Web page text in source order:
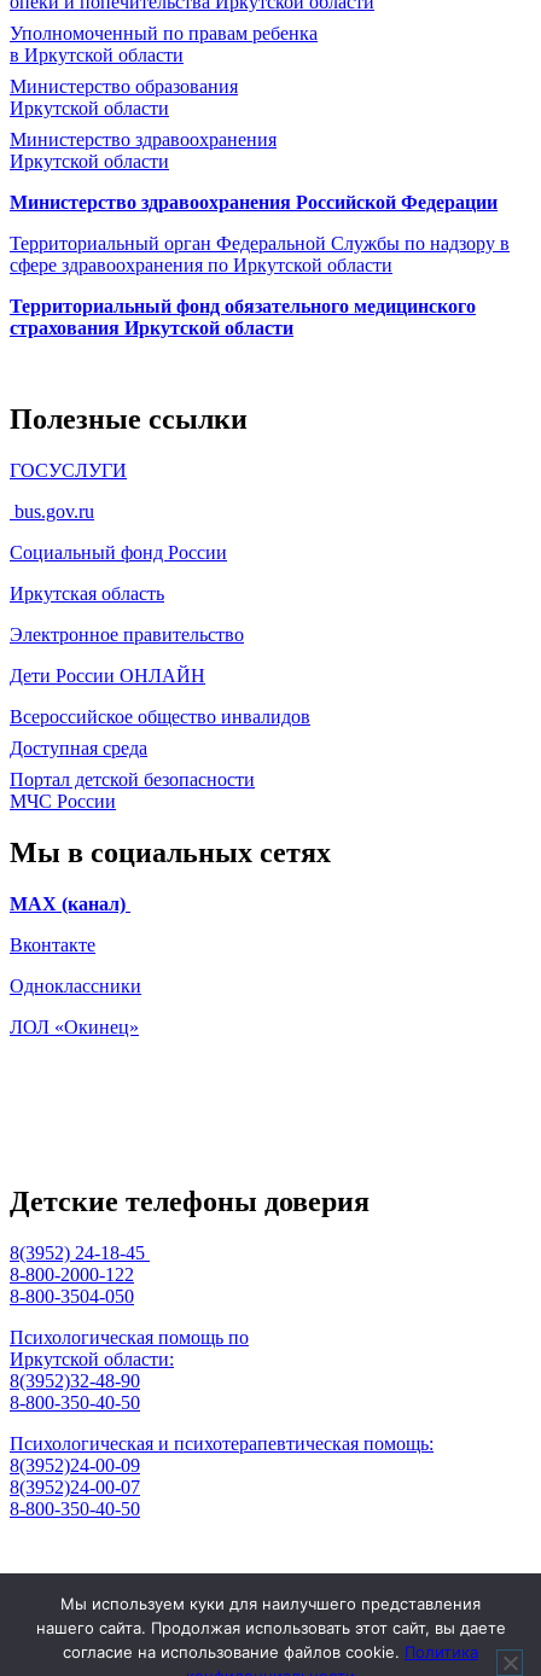
Уполномоченный по правам ребенка
в Иркутской области
Министерство образования
Иркутской области
Министерство здравоохранения
Иркутской области
Министерство здравоохранения Росcийской Федерации
Территориальный орган Федеральной Службы по надзору в
сфере здравоохранения по Иркутской области
Территориальный фонд обязательного медицинского
страхования Иркутской области
Полезные ссылки
ГОСУСЛУГИ
bus.gov.ru
Социальный фонд России
Иркутская область
Электронное правительство
Дети России ОНЛАЙН
Всероссийское общество инвалидов
Доступная среда
Портал детской безопасности
МЧС России
Мы в социальных сетях
МАХ (канал)
Вконтакте
Одноклассники
ЛОЛ «Окинец»
Детские телефоны доверия
8(3952) 24-18-45
8-800-2000-122
8-800-3504-050
Психологическая помощь по
Иркутской области:
8(3952)32-48-90
8-800-350-40-50
Психологическая и психотерапевтическая помощь:
8(3952)24-00-09
8(3952)24-00-07
8-800-350-40-50
Контакты
Режим работы
Мы используем куки для наилучшего представления
нашего сайта. Продолжая использовать этот сайт, вы даете
согласие на использование файлов cookie. Политика